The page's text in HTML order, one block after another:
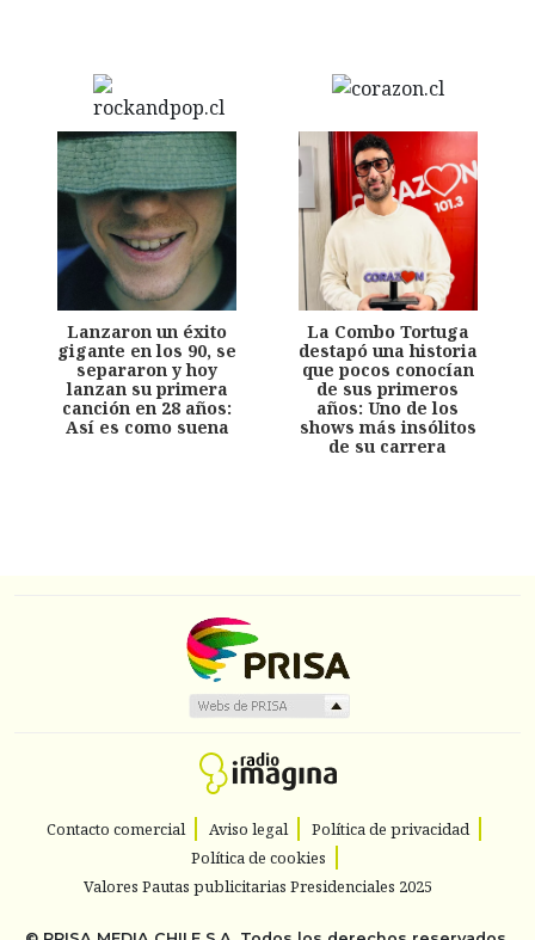
Lanzaron un éxito
gigante en los 90, se
separaron y hoy
lanzan su primera
canción en 28 años:
Así es como suena
La Combo Tortuga
destapó una historia
que pocos conocían
de sus primeros
años: Uno de los
shows más insólitos
de su carrera
Contacto comercial Aviso legal
Política de privacidad
Política de cookies
Valores Pautas publicitarias Presidenciales 2025